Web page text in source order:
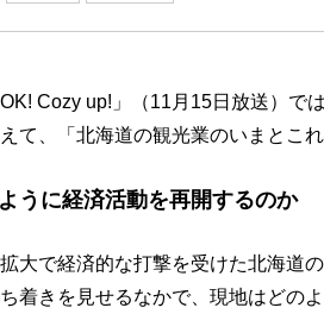
Cozy up!」（11月15日放送）で
て、「北海道の観光業のいまとこ
うに経済活動を再開するのか
大で経済的な打撃を受けた北海道
着きを見せるなかで、現地はどの